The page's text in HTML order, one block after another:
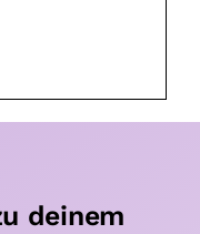
deinem